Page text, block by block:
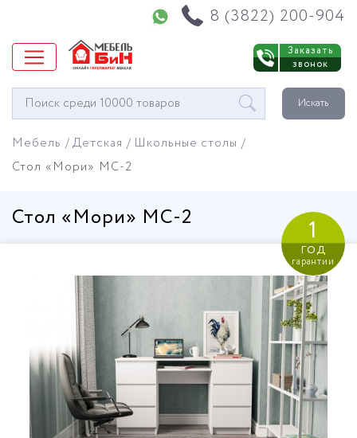
8 (3822) 200-904
Заказать
звонок
Окно
поиска
Искать
Мебель Детская
Школьные столы
Стол «Мори» МС-2
Стол «Мори» МС-2 1
год
гарантии